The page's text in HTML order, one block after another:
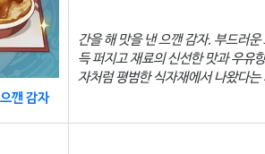
깬 감자
간을 해 맛을 낸 으깬 감자. 부드러
득 퍼지고 재료의 신선한 맛과 우유
자처럼 평범한 식자재에서 나왔다는